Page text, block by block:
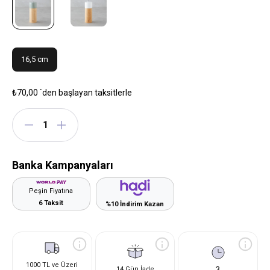
16,5 cm
₺70,00 `den başlayan taksitlerle
Banka Kampanyaları
Peşin Fiyatına
6 Taksit
%10 İndirim Kazan
1000 TL ve Üzeri